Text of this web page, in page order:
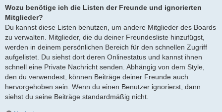
Wozu benötige ich die Listen der Freunde und ignorierten
Mitglieder?
Du kannst diese Listen benutzen, um andere Mitglieder des Boards
zu verwalten. Mitglieder, die du deiner Freundesliste hinzufügst,
werden in deinem persönlichen Bereich für den schnellen Zugriff
aufgelistet. Du siehst dort deren Onlinestatus und kannst ihnen
schnell eine Private Nachricht senden. Abhängig von dem Style,
den du verwendest, können Beiträge deiner Freunde auch
hervorgehoben sein. Wenn du einen Benutzer ignorierst, dann
siehst du seine Beiträge standardmäßig nicht.